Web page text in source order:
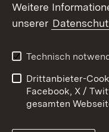
Kontakt
Barrierefreiheit
Impressum
Weitere
unserer
Technisch
Drittanbieter-
Facebook, X /
gesamten